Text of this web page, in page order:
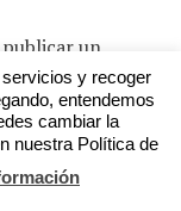
un
y recoger
entendemos
cambiar la
nuestra Política de